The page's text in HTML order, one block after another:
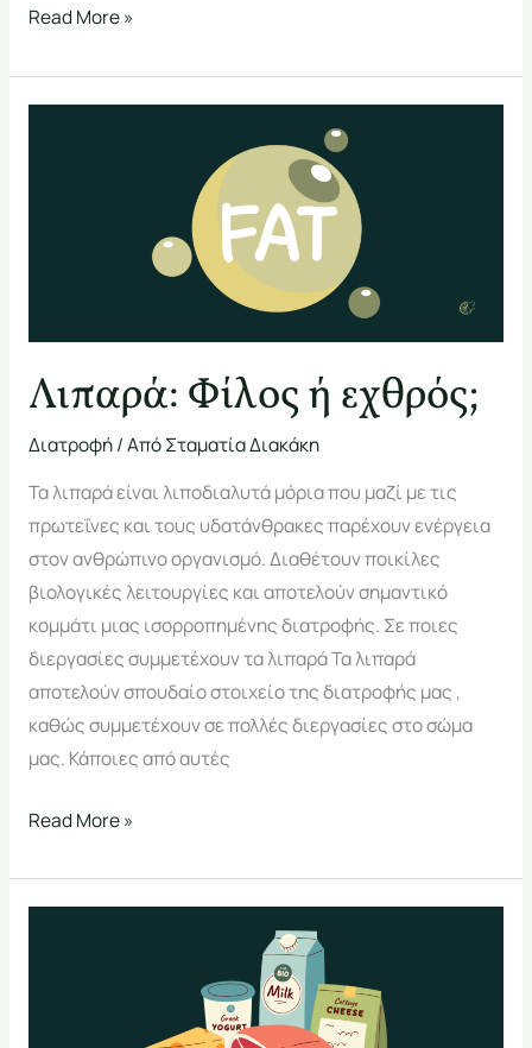
Read More »
Λιπαρά: Φίλος ή εχθρός;
Διατροφή/ ΑπόΣταματία Διακάκη
Τα λιπαρά είναι λιποδιαλυτά μόρια που μαζί με τις
πρωτεΐνες και τους υδατάνθρακες παρέχουν ενέργεια
στον ανθρώπινο οργανισμό. Διαθέτουν ποικίλες
βιολογικές λειτουργίες και αποτελούν σημαντικό
κομμάτι μιας ισορροπημένης διατροφής. Σε ποιες
διεργασίες συμμετέχουν τα λιπαρά Τα λιπαρά
αποτελούν σπουδαίο στοιχείο της διατροφής μας ,
καθώς συμμετέχουν σε πολλές διεργασίες στο σώμα
μας. Κάποιες από αυτές
Read More »